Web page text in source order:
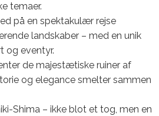
temaer.
på en spektakulær rejse
landskaber – med en unik
og eventyr.
de majestætiske ruiner af
og elegance smelter sammen
Shima – ikke blot et tog, men en